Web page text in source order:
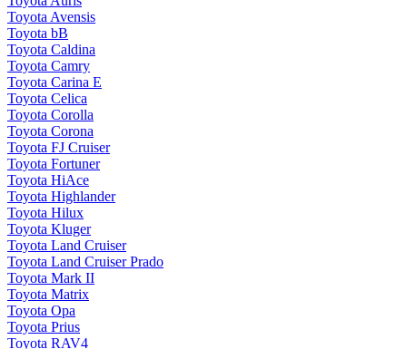
Toyota Avensis
Toyota bB
Toyota Caldina
Toyota Camry
Toyota Carina E
Toyota Celica
Toyota Corolla
Toyota Corona
Toyota FJ Cruiser
Toyota Fortuner
Toyota HiAce
Toyota Highlander
Toyota Hilux
Toyota Kluger
Toyota Land Cruiser
Toyota Land Cruiser Prado
Toyota Mark II
Toyota Matrix
Toyota Opa
Toyota Prius
Toyota RAV4